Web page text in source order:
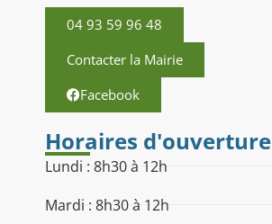
04 93 59 96 48
Contacter la Mairie
Facebook
Horaires d'ouverture
Lundi : 8h30 à 12h
Mardi : 8h30 à 12h